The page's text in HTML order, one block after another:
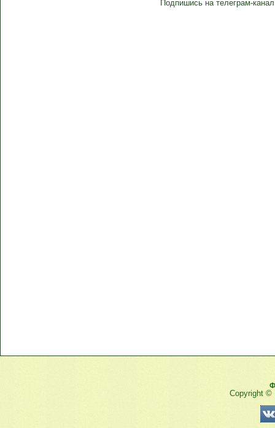
Подпишись на телеграм-
Copyright ©